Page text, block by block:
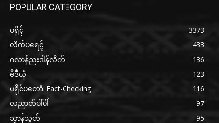
POPULAR CATEGORY
ပရိုၚ်
3373
လိက်ပရေၚ်
433
ဂလာန်ညးဒါန်လိက်
136
ဗဳဒဳယဵု
123
ပရိုင်ပတောံ: Fact-Checking
116
လညာတ်ပါ်ပါဲ
97
သၟာန်သွဟ်
95